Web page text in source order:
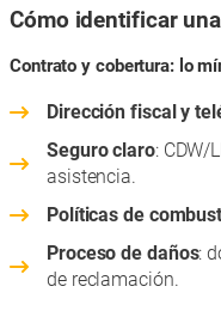
Cómo identificar
Contrato y cobertura: lo
Dirección fiscal y
Seguro claro: CDW/
asistencia.
Políticas de
Proceso de daños:
de reclamación.